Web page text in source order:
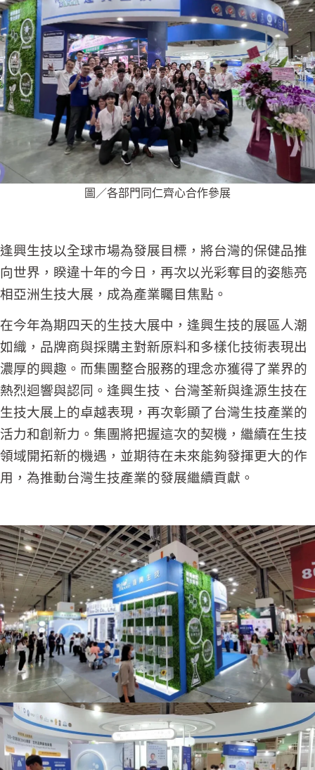
圖／各部門同仁齊心合作參展
逢興生技以全球市場為發展目標，將台灣的保健品推
向世界，睽違十年的今日，再次以光彩奪目的姿態亮
相亞洲生技大展，成為產業矚目焦點。
在今年為期四天的生技大展中，逢興生技的展區人潮
如織，品牌商與採購主對新原料和多樣化技術表現出
濃厚的興趣。而集團整合服務的理念亦獲得了業界的
熱烈迴響與認同。逢興生技、台灣荃新與逢源生技在
生技大展上的卓越表現，再次彰顯了台灣生技產業的
活力和創新力。集團將把握這次的契機，繼續在生技
領域開拓新的機遇，並期待在未來能夠發揮更大的作
用，為推動台灣生技產業的發展繼續貢獻。